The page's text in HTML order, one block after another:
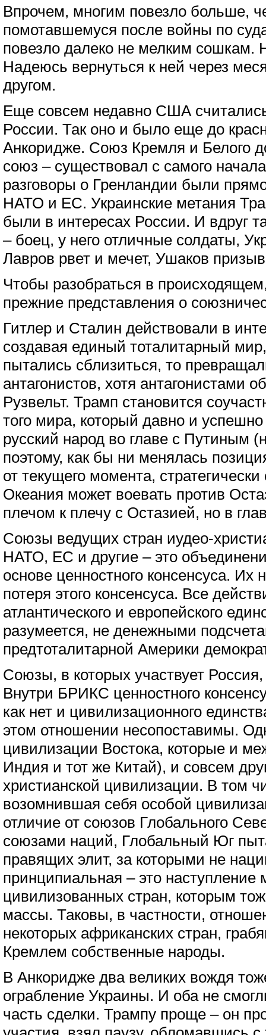
Впрочем, многим повезло больше,
помотавшемуся после войны по
повезло далеко не мелким сошкам.
Надеюсь вернуться к ней через
другом.
Еще совсем недавно США
России. Так оно и было еще до
Анкоридже. Союз Кремля и Белого
союз – существовал с самого
разговоры о Гренландии были
НАТО и ЕС. Украинские метания
были в интересах России. И вдруг
– боец, у него отличные солдаты,
Лавров рвет и мечет, Ушаков
Чтобы разобраться в
прежние представления о
Гитлер и Сталин действовали в
создавая единый тоталитарный
пытались сблизиться, то
антагонистов, хотя антагонистами
Рузвельт. Трамп становится
того мира, который давно и
русский народ во главе с Путиным
поэтому, как бы ни менялась
от текущего момента,
Океания может воевать против
плечом к плечу с Остазией, но в
Союзы ведущих стран иудео-
НАТО, ЕС и другие – это
основе ценностного консенсуса.
потеря этого консенсуса. Все
атлантического и европейского
разумеется, не денежными
предтоталитарной Америки
Союзы, в которых участвует
Внутри БРИКС ценностного
как нет и цивилизационного
этом отношении несопоставимы.
цивилизации Востока, которые и
Индия и тот же Китай), и совсем
христианской цивилизации. В том
возомнившая себя особой
отличие от союзов Глобального
союзами наций, Глобальный Юг
правящих элит, за которыми не
принципиальная – это
цивилизованных стран, которым
массы. Таковы, в частности,
некоторых африканских стран,
Кремлем собственные народы.
В Анкоридже два великих вождя
ограбление Украины. И оба не
часть сделки. Трампу проще – он